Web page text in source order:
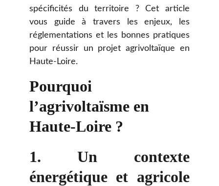
spécificités du territoire ? Cet article
vous guide à travers les enjeux, les
réglementations et les bonnes pratiques
pour réussir un projet agrivoltaïque en
Haute-Loire.
Pourquoi
l’agrivoltaïsme en
Haute-Loire ?
1.Un contexte
énergétique et agricole